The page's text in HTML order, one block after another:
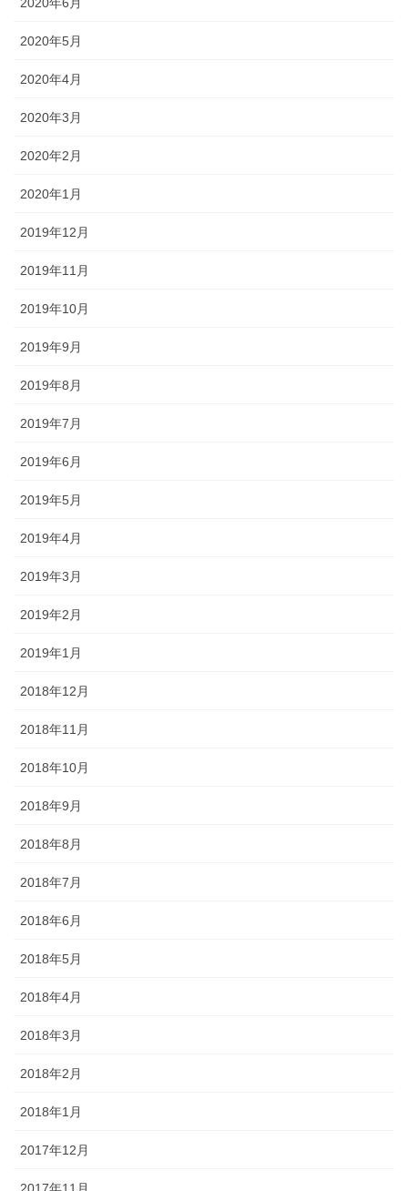
2020年5月
2020年4月
2020年3月
2020年2月
2020年1月
2019年12月
2019年11月
2019年10月
2019年9月
2019年8月
2019年7月
2019年6月
2019年5月
2019年4月
2019年3月
2019年2月
2019年1月
2018年12月
2018年11月
2018年10月
2018年9月
2018年8月
2018年7月
2018年6月
2018年5月
2018年4月
2018年3月
2018年2月
2018年1月
2017年12月
2017年11月